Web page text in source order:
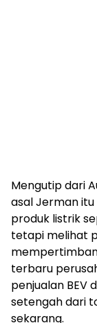
Mengutip dari
asal Jerman
produk listrik
tetapi melihat
terbaru
penjualan BEV
setengah dari
sekarang.